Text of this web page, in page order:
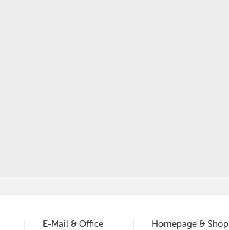
E-Mail & Office Homepage & Shop